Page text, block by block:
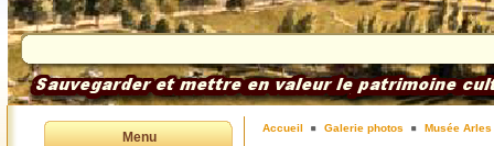
Menu
Accueil Galerie photos Musée